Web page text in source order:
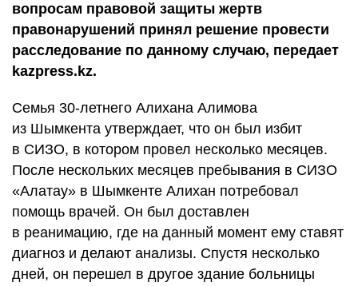
вопросам правовой защиты жертв
правонарушений принял решение провести
расследование по данному случаю, передает
kazpress.kz.
Семья 30-летнего Алихана Алимова
из Шымкента утверждает, что он был избит
в СИЗО, в котором провел несколько месяцев.
После нескольких месяцев пребывания в СИЗО
«Алатау» в Шымкенте Алихан потребовал
помощь врачей. Он был доставлен
в реанимацию, где на данный момент ему ставят
диагноз и делают анализы. Спустя несколько
дней, он перешел в другое здание больницы